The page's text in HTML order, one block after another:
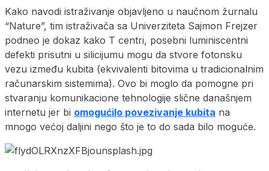
Kako navodi istraživanje objavljeno u naučnom žurnalu
“Nature”, tim istraživača sa Univerziteta Sajmon Frejzer
podneo je dokaz kako T centri, posebni luminiscentni
defekti prisutni u silicijumu mogu da stvore fotonsku
vezu između kubita (ekvivalenti bitovima u tradicionalnim
računarskim sistemima). Ovo bi moglo da pomogne pri
stvaranju komunikacione tehnologije slične današnjem
internetu jer bi omogućilo povezivanje kubita na
mnogo većoj daljini nego što je to do sada bilo moguće.